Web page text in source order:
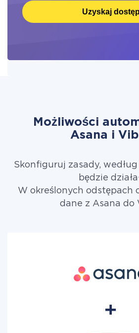
Uzyskaj
Możliwości
Asana i
Skonfiguruj zasady,
będzie
W określonych odstępach
dane z Asana do